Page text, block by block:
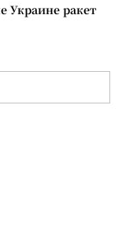
Украине ракет